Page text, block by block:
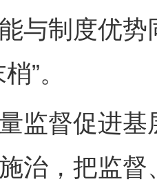
与制度优
”。
督促进基
治，把监